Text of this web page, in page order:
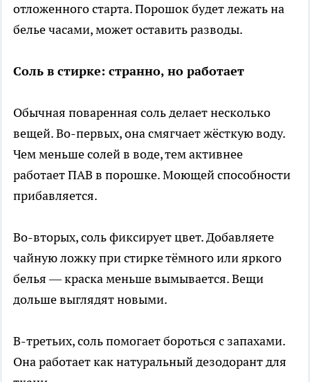
отложенного старта. Порошок будет лежать на
белье часами, может оставить разводы.
Соль в стирке: странно, но работает
Обычная поваренная соль делает несколько
вещей. Во-первых, она смягчает жёсткую воду.
Чем меньше солей в воде, тем активнее
работает ПАВ в порошке. Моющей способности
прибавляется.
Во-вторых, соль фиксирует цвет. Добавляете
чайную ложку при стирке тёмного или яркого
белья — краска меньше вымывается. Вещи
дольше выглядят новыми.
В-третьих, соль помогает бороться с запахами.
Она работает как натуральный дезодорант для